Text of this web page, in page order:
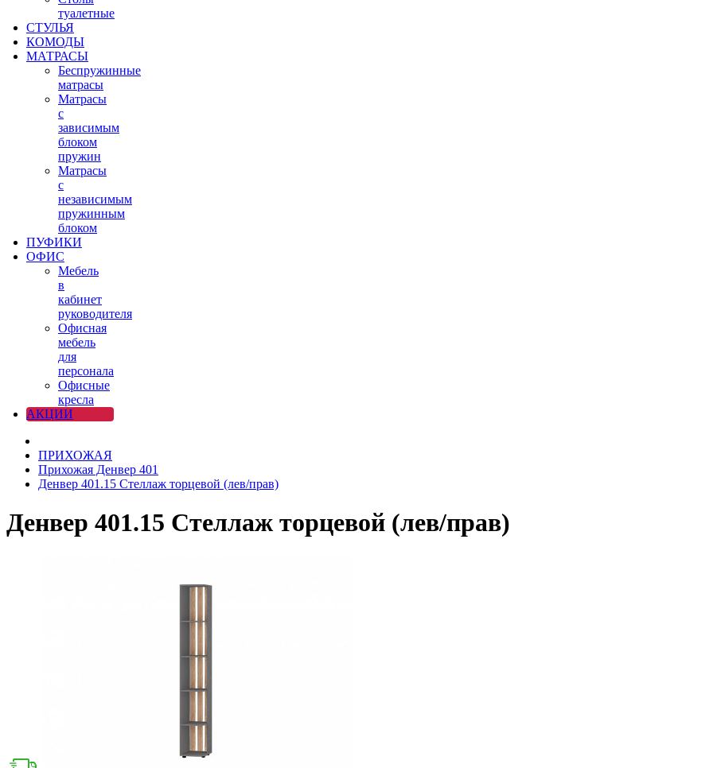
туалетные
СТУЛЬЯ
КОМОДЫ
МАТРАСЫ
Беспружинные
матрасы
Матрасы
с
зависимым
блоком
пружин
Матрасы
с
независимым
пружинным
блоком
ПУФИКИ
ОФИС
Мебель
в
кабинет
руководителя
Офисная
мебель
для
персонала
Офисные
кресла
АКЦИИ
ПРИХОЖАЯ
Прихожая Денвер 401
Денвер 401.15 Стеллаж торцевой (лев/прав)
Денвер 401.15 Стеллаж торцевой (лев/прав)